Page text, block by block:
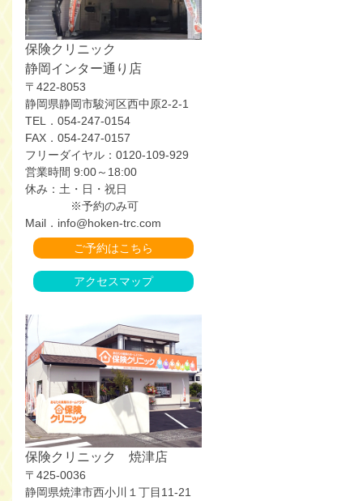
保険クリニック
静岡インター通り店
〒422-8053
静岡県静岡市駿河区西中原2-2-1
TEL．054-247-0154
FAX．054-247-0157
フリーダイヤル：0120-109-929
営業時間 9:00～18:00
休み：土・日・祝日
※予約のみ可
Mail．info@hoken-trc.com
ご予約はこちら
アクセスマップ
保険クリニック 焼津店
〒425-0036
静岡県焼津市西小川１丁目11-21